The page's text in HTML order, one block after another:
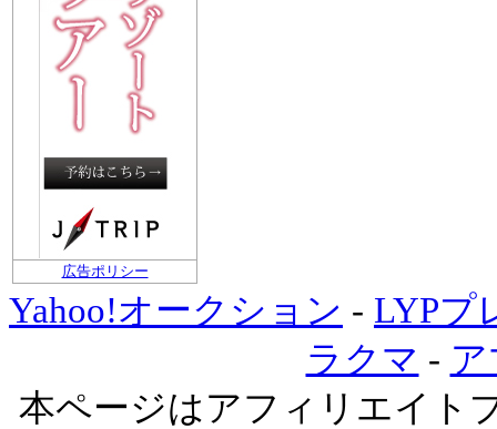
広告ポリシー
Yahoo!オークション - LYPプ
ラクマ -
本ページはアフィリエイト